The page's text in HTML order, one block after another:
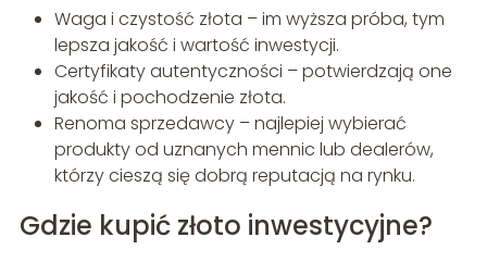
Waga i czystość złota – im wyższa próba, tym
lepsza jakość i wartość inwestycji.
Certyfikaty autentyczności – potwierdzają one
jakość i pochodzenie złota.
Renoma sprzedawcy – najlepiej wybierać
produkty od uznanych mennic lub dealerów,
którzy cieszą się dobrą reputacją na rynku.
Gdzie kupić złoto inwestycyjne?